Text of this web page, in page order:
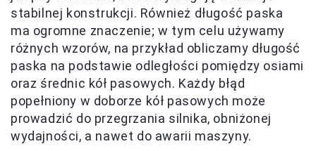
stabilnej konstrukcji. Również długość paska
ma ogromne znaczenie; w tym celu używamy
różnych wzorów, na przykład obliczamy długość
paska na podstawie odległości pomiędzy osiami
oraz średnic kół pasowych. Każdy błąd
popełniony w doborze kół pasowych może
prowadzić do przegrzania silnika, obniżonej
wydajności, a nawet do awarii maszyny.